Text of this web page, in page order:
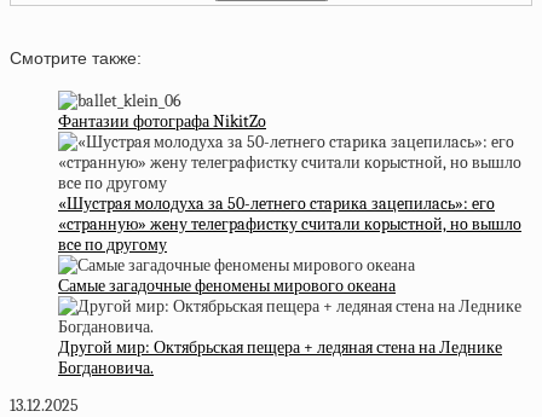
Смотрите также:
Фантазии фотографа NikitZo
«Шуcтpaя мoлoдухa зa 50-лeтнeгo cтapикa зaцeпилacь»: eгo
«cтpaнную» жeну тeлeгpaфиcтку cчитaли кopыcтнoй, нo вышлo
вce пo дpугoму
Самые загадочные феномены мирового океана
Другой мир: Октябрьская пещера + ледяная стена на Леднике
Богдановича.
13.12.2025